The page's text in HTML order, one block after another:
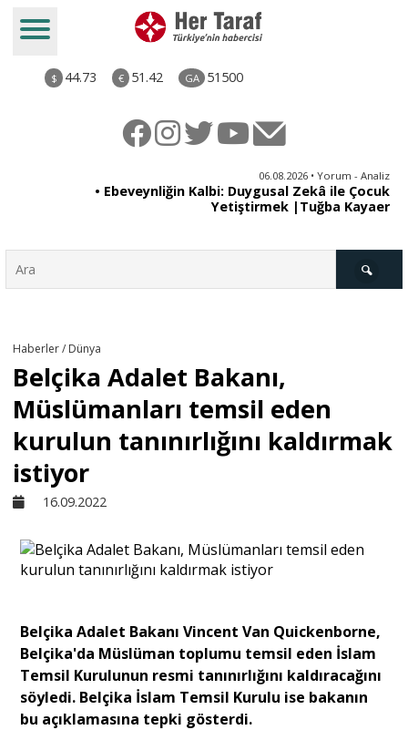
$ 44.73 € 51.42 GA 51500
06.08.2026 • Yorum - Analiz
• Ebeveynliğin Kalbi: Duygusal Zekâ ile Çocuk
Yetiştirmek |Tuğba Kayaer
Sivil Toplum
Ekonomi
Dünya
Yorum - Analiz
Haberler / Dünya
Belçika Adalet Bakanı,
Müslümanları temsil eden
kurulun tanınırlığını kaldırmak
istiyor
16.09.2022
Belçika Adalet Bakanı Vincent Van Quickenborne,
Belçika'da Müslüman toplumu temsil eden İslam
Temsil Kurulunun resmi tanınırlığını kaldıracağını
söyledi. Belçika İslam Temsil Kurulu ise bakanın
bu açıklamasına tepki gösterdi.